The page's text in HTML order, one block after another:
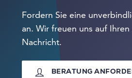
Fordern Sie eine
an. Wir freuen uns auf
Nachricht.
BERATUNG